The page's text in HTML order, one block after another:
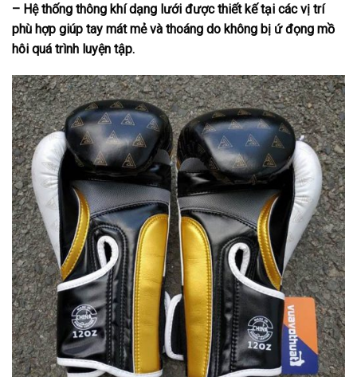
– Hệ thống thông khí dạng lưới được thiết kế tại các vị trí
phù hợp giúp tay mát mẻ và thoáng do không bị ứ đọng mồ
hôi quá trình luyện tập.